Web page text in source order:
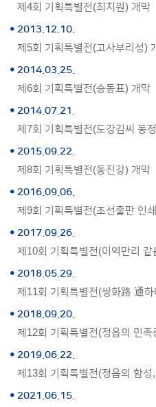
제4회 기획특별전(최치원) 개막
2013.12.10.
제5회 기획특별전(고사부리성)
2014.03.25.
제6회 기획특별전(승동표) 개막
2014.07.21.
제7회 기획특별전(도강김씨 동
2015.09.22.
제8회 기획특별전(동진강) 개막
2016.09.06.
제9회 기획특별전(조선출판 인
2017.09.26.
제10회 기획특별전(이역만리 같
2018.05.29.
제11회 기획특별전(쌍화路 通
2018.09.20.
제12회 기획특별전(정읍의 민족
2019.06.22.
제13회 기획특별전(정읍의 함
2021.06.15.